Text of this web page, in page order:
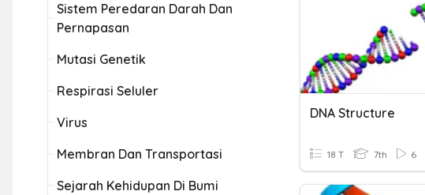
Sistem Peredaran Darah Dan
Pernapasan
Mutasi Genetik
Respirasi Seluler
Virus
Membran Dan Transportasi
Sejarah Kehidupan Di Bumi
DNA Structure
18 T 7th 6